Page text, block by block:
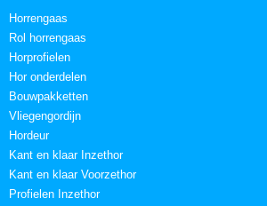
Horrengaas
Rol horrengaas
Horprofielen
Hor onderdelen
Bouwpakketten
Vliegengordijn
Hordeur
Kant en klaar Inzethor
Kant en klaar Voorzethor
Profielen Inzethor